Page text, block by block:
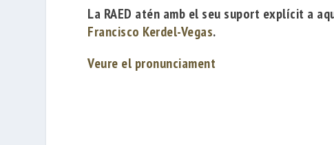
La RAED atén amb el seu suport explícit a
Francisco Kerdel-Vegas.
Veure el pronunciament